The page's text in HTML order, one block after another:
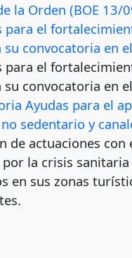
la Orden (BOE
para el
su convocatoria en
para el
su convocatoria en
Ayudas para el
sedentario y
de actuaciones
la crisis
en sus zonas